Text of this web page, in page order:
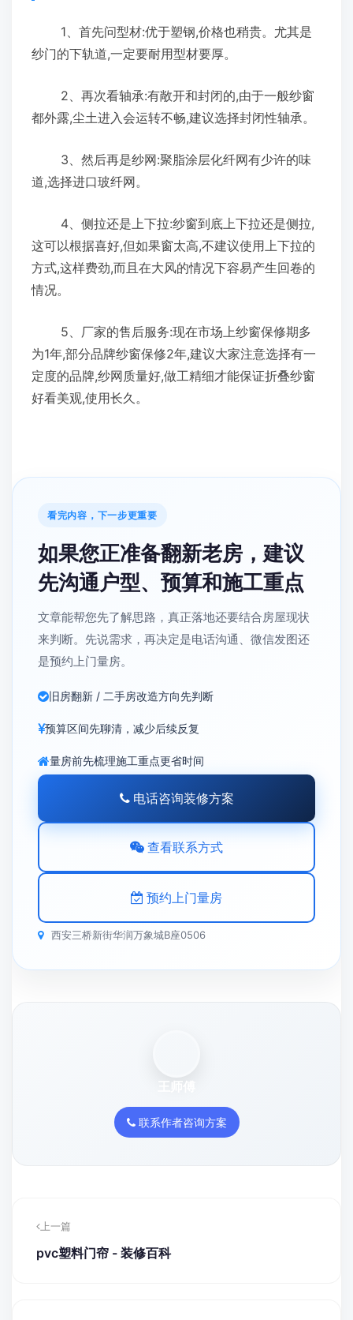
1、首先问型材:优于塑钢,价格也稍贵。尤其是
纱门的下轨道,一定要耐用型材要厚。
2、再次看轴承:有敞开和封闭的,由于一般纱窗
都外露,尘土进入会运转不畅,建议选择封闭性轴承。
3、然后再是纱网:聚脂涂层化纤网有少许的味
道,选择进口玻纤网。
4、侧拉还是上下拉:纱窗到底上下拉还是侧拉,
这可以根据喜好,但如果窗太高,不建议使用上下拉的
方式,这样费劲,而且在大风的情况下容易产生回卷的
情况。
5、厂家的售后服务:现在市场上纱窗保修期多
为1年,部分品牌纱窗保修2年,建议大家注意选择有一
定度的品牌,纱网质量好,做工精细才能保证折叠纱窗
好看美观,使用长久。
看完内容，下一步更重要
如果您正准备翻新老房，建议
先沟通户型、预算和施工重点
文章能帮您先了解思路，真正落地还要结合房屋现状
来判断。先说需求，再决定是电话沟通、微信发图还
是预约上门量房。
旧房翻新 / 二手房改造方向先判断
预算区间先聊清，减少后续反复
量房前先梳理施工重点更省时间
电话咨询装修方案
查看联系方式
预约上门量房
西安三桥新街华润万象城B座0506
王师傅
联系作者咨询方案
上一篇
pvc塑料门帘 - 装修百科